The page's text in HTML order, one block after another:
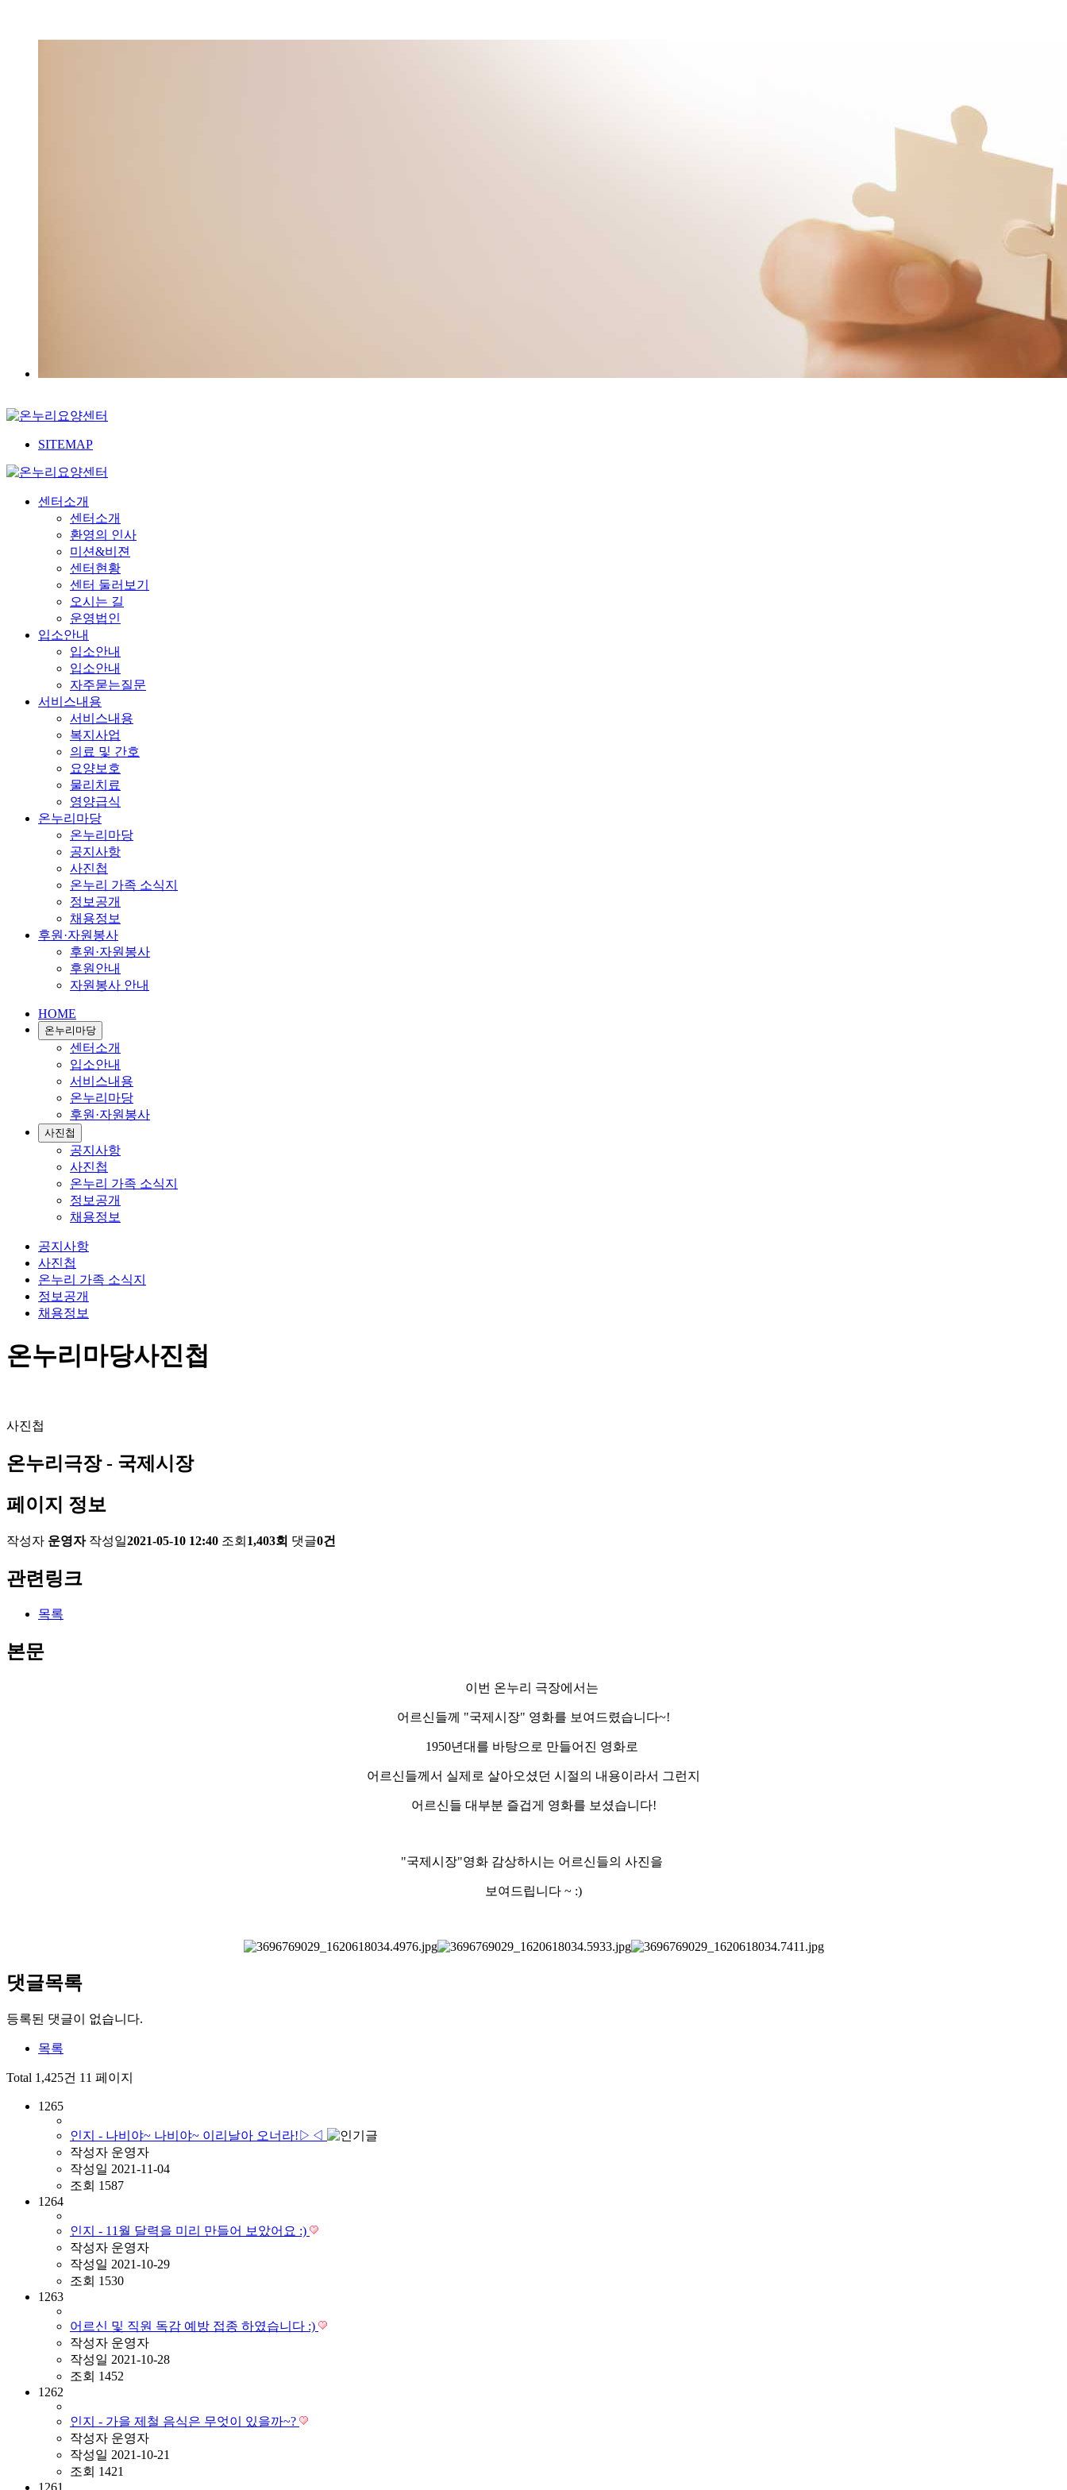
SITEMAP
센터소개
센터소개
환영의 인사
미션&비젼
센터현황
센터 둘러보기
오시는 길
운영법인
입소안내
입소안내
입소안내
자주묻는질문
서비스내용
서비스내용
복지사업
의료 및 간호
요양보호
물리치료
영양급식
온누리마당
온누리마당
공지사항
사진첩
온누리 가족 소식지
정보공개
채용정보
후원·자원봉사
후원·자원봉사
후원안내
자원봉사 안내
HOME
온누리마당
센터소개
입소안내
서비스내용
온누리마당
후원·자원봉사
사진첩
공지사항
사진첩
온누리 가족 소식지
정보공개
채용정보
공지사항
사진첩
온누리 가족 소식지
정보공개
채용정보
온누리마당사진첩
사진첩
온누리극장 - 국제시장
페이지 정보
작성자 운영자 작성일2021-05-10 12:40 조회 1,403회 댓글0건
관련링크
목록
본문
이번 온누리 극장에서는
어르신들께 "국제시장" 영화를 보여드렸습니다~!
1950년대를 바탕으로 만들어진 영화로
어르신들께서 실제로 살아오셨던 시절의 내용이라서 그런지
어르신들 대부분 즐겁게 영화를 보셨습니다!
"국제시장"영화 감상하시는 어르신들의 사진을
보여드립니다 ~ :)
댓글목록
등록된 댓글이 없습니다.
목록
Total 1,425건 11 페이지
1265
인지 - 나비야~ 나비야~ 이리날아 오너라!▷◁
작성자 운영자
작성일 2021-11-04
조회 1587
1264
인지 - 11월 달력을 미리 만들어 보았어요 :)
작성자 운영자
작성일 2021-10-29
조회 1530
1263
어르신 및 직원 독감 예방 접종 하였습니다 :)
작성자 운영자
작성일 2021-10-28
조회 1452
1262
인지 - 가을 제철 음식은 무엇이 있을까~?
작성자 운영자
작성일 2021-10-21
조회 1421
1261